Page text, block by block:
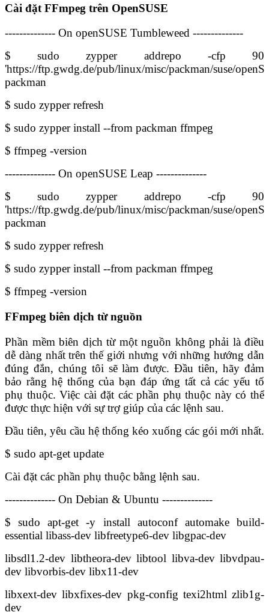
Cài đặt FFmpeg trên OpenSUSE
-------------- On openSUSE Tumbleweed --------------
$ sudo zypper addrepo -cfp 90
'https://ftp.gwdg.de/pub/linux/misc/packman/suse/
packman
$ sudo zypper refresh
$ sudo zypper install --from packman ffmpeg
$ ffmpeg -version
-------------- On openSUSE Leap --------------
$ sudo zypper addrepo -cfp 90
'https://ftp.gwdg.de/pub/linux/misc/packman/suse/
packman
$ sudo zypper refresh
$ sudo zypper install --from packman ffmpeg
$ ffmpeg -version
FFmpeg biên dịch từ nguồn
Phần mềm biên dịch từ một nguồn không phải là điều
dễ dàng nhất trên thế giới nhưng với những hướng dẫn
đúng đắn, chúng tôi sẽ làm được. Đầu tiên, hãy đảm
bảo rằng hệ thống của bạn đáp ứng tất cả các yếu tố
phụ thuộc. Việc cài đặt các phần phụ thuộc này có thể
được thực hiện với sự trợ giúp của các lệnh sau.
Đầu tiên, yêu cầu hệ thống kéo xuống các gói mới nhất.
$ sudo apt-get update
Cài đặt các phần phụ thuộc bằng lệnh sau.
-------------- On Debian & Ubuntu --------------
$ sudo apt-get -y install autoconf automake build-
essential libass-dev libfreetype6-dev libgpac-dev
libsdl1.2-dev libtheora-dev libtool libva-dev libvdpau-
dev libvorbis-dev libx11-dev
libxext-dev libxfixes-dev pkg-config texi2html zlib1g-
dev